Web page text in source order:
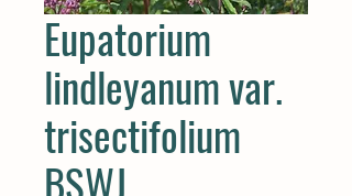
Eupatorium
lindleyanum var.
trisectifolium
BSWJ